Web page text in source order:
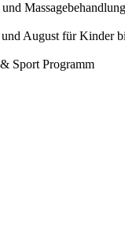
August für Kinder
Sport Programm